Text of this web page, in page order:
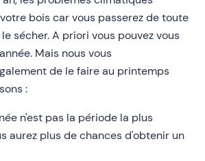
bois car vous passerez de toute
sécher. A priori vous pouvez vous
Mais nous vous
de le faire au printemps
:
n'est pas la période la plus
aurez plus de chances d'obtenir un